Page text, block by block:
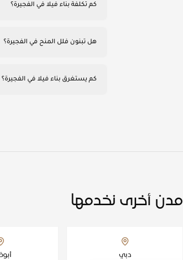
كم تكلفة بناء فيلا في الفجيرة؟
هل تبنون فلل المنح في الفجيرة؟
كم يستغرق بناء فيلا في الفجيرة؟
مدن أخرى نخدمها
دبي